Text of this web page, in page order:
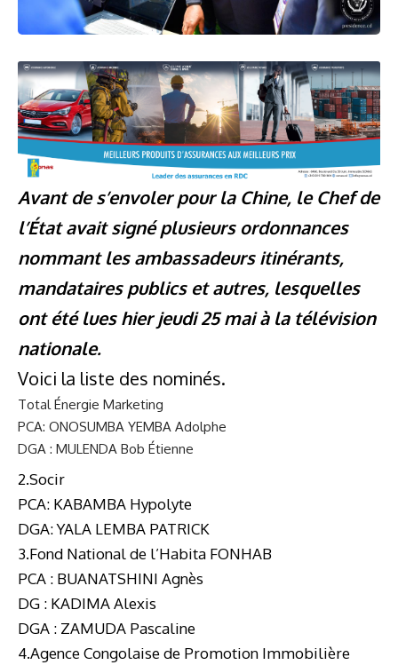
Avant de s’envoler pour la Chine, le Chef de
l’État avait signé plusieurs ordonnances
nommant les ambassadeurs itinérants,
mandataires publics et autres, lesquelles
ont été lues hier jeudi 25 mai à la télévision
nationale.
Voici la liste des nominés.
Total Énergie Marketing
PCA: ONOSUMBA YEMBA Adolphe
DGA : MULENDA Bob Étienne
2.Socir
PCA: KABAMBA Hypolyte
DGA: YALA LEMBA PATRICK
3.Fond National de l’Habita FONHAB
PCA : BUANATSHINI Agnès
DG : KADIMA Alexis
DGA : ZAMUDA Pascaline
4.Agence Congolaise de Promotion Immobilière